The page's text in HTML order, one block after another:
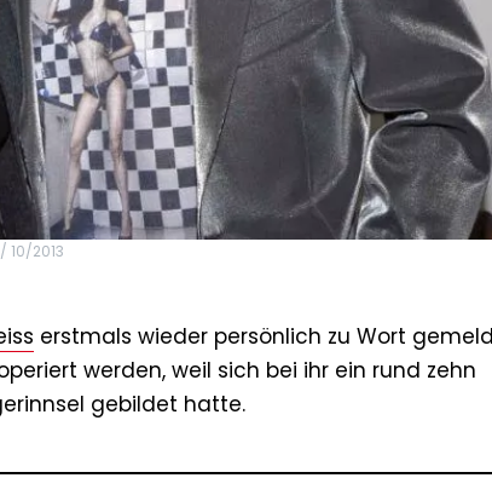
10/2013
erstmals wieder persönlich zu Wort
werden, weil sich bei ihr ein rund zehn
gebildet hatte.